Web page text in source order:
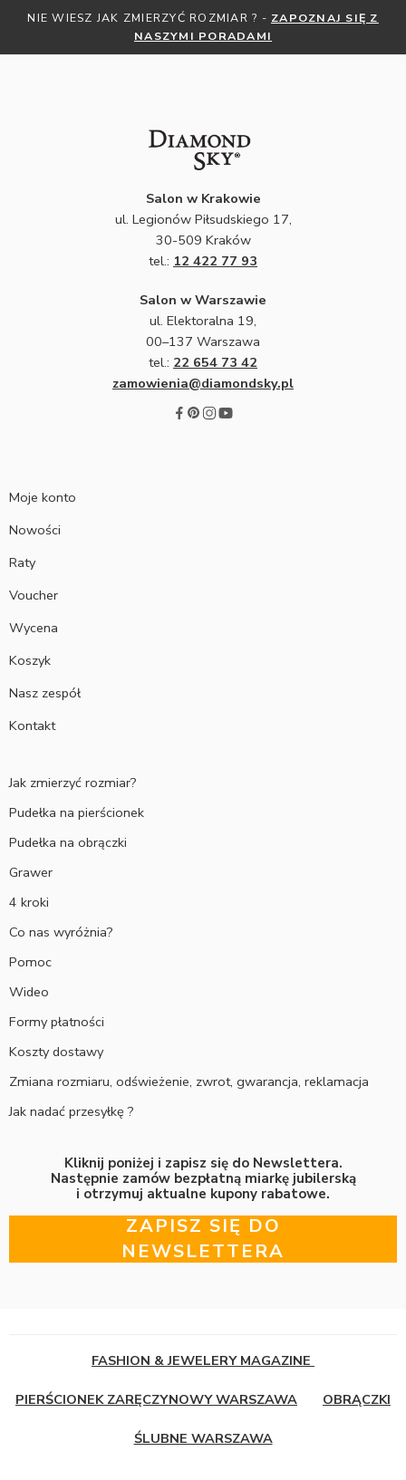
JAK ZMIERZYĆ ROZMIAR ? - ZAPOZNAJ SIĘ Z
NASZYMI PORADAMI
OTRZYMAJ
Salon w Krakowie
ul. Legionów Piłsudskiego 17,
30-509 Kraków
tel.: 12 422 77 93
Salon w Warszawie
ul. Elektoralna 19,
00–137 Warszawa
tel.: 22 654 73 42
zamowienia@diamondsky.pl
Moje konto
Nowości
Raty
Voucher
Wycena
Koszyk
Nasz zespół
Kontakt
Jak zmierzyć rozmiar?
Pudełka na pierścionek
Pudełka na obrączki
Grawer
4 kroki
Co nas wyróżnia?
Pomoc
Wideo
Formy płatności
Koszty dostawy
Zmiana rozmiaru, odświeżenie, zwrot, gwarancja, reklamacja
Jak nadać przesyłkę ?
Kliknij poniżej i zapisz się do Newslettera.
Następnie zamów bezpłatną miarkę jubilerską
i otrzymuj aktualne kupony rabatowe.
ZAPISZ SIĘ DO
NEWSLETTERA
FASHION & JEWELERY MAGAZINE
PIERŚCIONEK ZARĘCZYNOWY WARSZAWA OBRĄCZKI
ŚLUBNE WARSZAWA